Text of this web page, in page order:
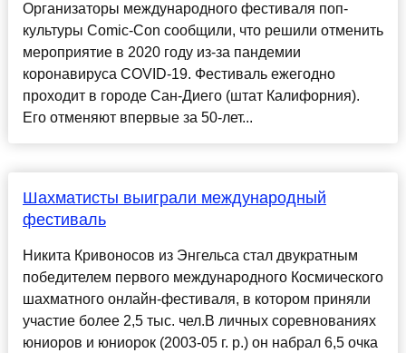
Организаторы международного фестиваля поп-
культуры Comic-Con сообщили, что решили отменить
мероприятие в 2020 году из-за пандемии
коронавируса COVID-19. Фестиваль ежегодно
проходит в городе Сан-Диего (штат Калифорния).
Его отменяют впервые за 50-лет...
Шахматисты выиграли международный
фестиваль
Никита Кривоносов из Энгельса стал двукратным
победителем первого международного Космического
шахматного онлайн-фестиваля, в котором приняли
участие более 2,5 тыс. чел.В личных соревнованиях
юниоров и юниорок (2003-05 г. р.) он набрал 6,5 очка